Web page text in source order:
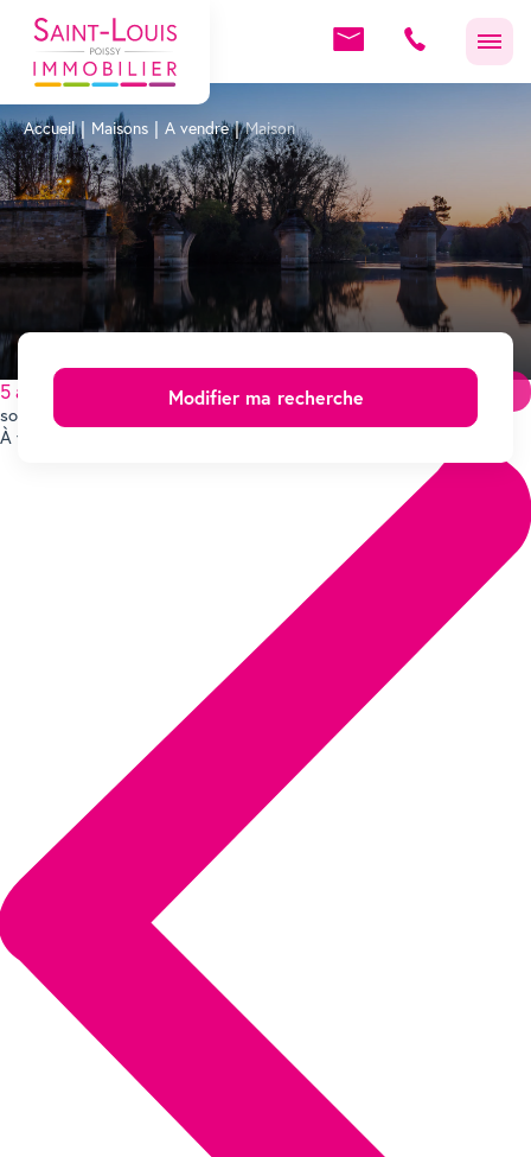
Accueil Maisons A vendre Maison
Modifier ma recherche
5 annonce(s) trouvée(s) Plus d'options
sous compromis
À vendre